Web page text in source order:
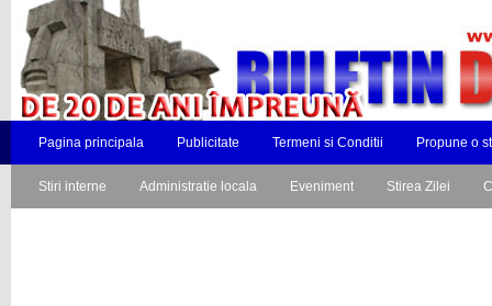
Pagina principala Publicitate Termeni si Conditii Propune o
Stiri interne Administratie locala Eveniment Stirea Zilei